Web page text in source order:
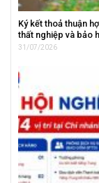
Ký kết thoả thuận
thất nghiệp và bảo
31/07/2026